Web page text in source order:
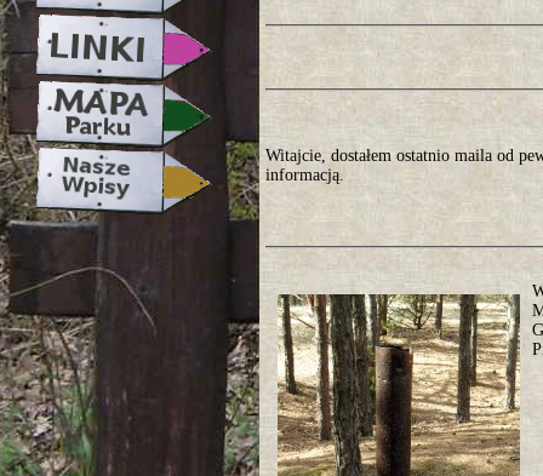
Witajcie, dostałem ostatnio maila od
informacją.